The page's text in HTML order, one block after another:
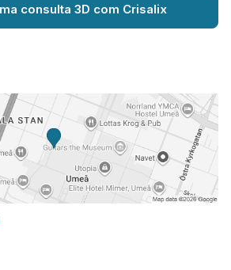
consulta 3D com Crisalix